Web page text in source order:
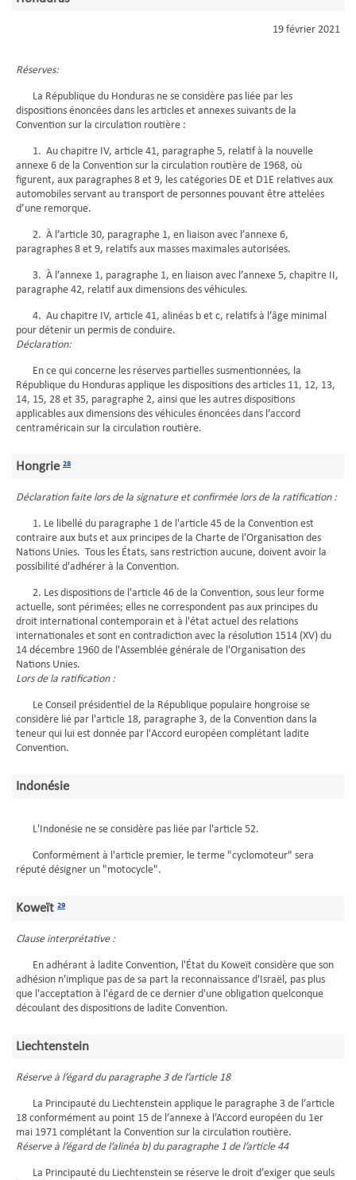
19 février 2021
Réserves:
La République du Honduras ne se considère pas liée par les
dispositions énoncées dans les articles et annexes suivants de la
Convention sur la circulation routière :
1. Au chapitre IV, article 41, paragraphe 5, relatif à la nouvelle
annexe 6 de la Convention sur la circulation routière de 1968, où
figurent, aux paragraphes 8 et 9, les catégories DE et D1E relatives aux
automobiles servant au transport de personnes pouvant être attelées
d’une remorque.
2. À l’article 30, paragraphe 1, en liaison avec l’annexe 6,
paragraphes 8 et 9, relatifs aux masses maximales autorisées.
3. À l’annexe 1, paragraphe 1, en liaison avec l’annexe 5, chapitre II,
paragraphe 42, relatif aux dimensions des véhicules.
4. Au chapitre IV, article 41, alinéas b et c, relatifs à l’âge minimal
pour détenir un permis de conduire.
Déclaration:
En ce qui concerne les réserves partielles susmentionnées, la
République du Honduras applique les dispositions des articles 11, 12, 13,
14, 15, 28 et 35, paragraphe 2, ainsi que les autres dispositions
applicables aux dimensions des véhicules énoncées dans l’accord
centraméricain sur la circulation routière.
Hongrie 28
Déclaration faite lors de la signature et confirmée lors de la ratification :
1. Le libellé du paragraphe 1 de l'article 45 de la Convention est
contraire aux buts et aux principes de la Charte de l'Organisation des
Nations Unies. Tous les États, sans restriction aucune, doivent avoir la
possibilité d'adhérer à la Convention.
2. Les dispositions de l'article 46 de la Convention, sous leur forme
actuelle, sont périmées; elles ne correspondent pas aux principes du
droit international contemporain et à l'état actuel des relations
internationales et sont en contradiction avec la résolution 1514 (XV) du
14 décembre 1960 de l'Assemblée générale de l'Organisation des
Nations Unies.
Lors de la ratification :
Le Conseil présidentiel de la République populaire hongroise se
considère lié par l'article 18, paragraphe 3, de la Convention dans la
teneur qui lui est donnée par l'Accord européen complétant ladite
Convention.
Indonésie
L'Indonésie ne se considère pas liée par l'article 52.
Conformément à l'article premier, le terme "cyclomoteur" sera
réputé désigner un "motocycle".
Koweït 29
Clause interprétative :
En adhérant à ladite Convention, l'État du Koweït considère que son
adhésion n'implique pas de sa part la reconnaissance d'Israël, pas plus
que l'acceptation à l'égard de ce dernier d'une obligation quelconque
découlant des dispositions de ladite Convention.
Liechtenstein
Réserve à l’égard du paragraphe 3 de l’article 18
La Principauté du Liechtenstein applique le paragraphe 3 de l’article
18 conformément au point 15 de l’annexe à l’Accord européen du 1er
mai 1971 complétant la Convention sur la circulation routière.
Réserve à l’égard de l’alinéa b) du paragraphe 1 de l’article 44
La Principauté du Liechtenstein se réserve le droit d’exiger que seuls